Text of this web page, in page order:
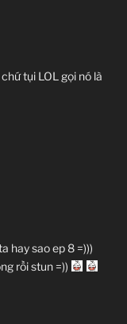
tụi LOL gọi nó là
hay sao ep 8 =)))
rồi stun =))